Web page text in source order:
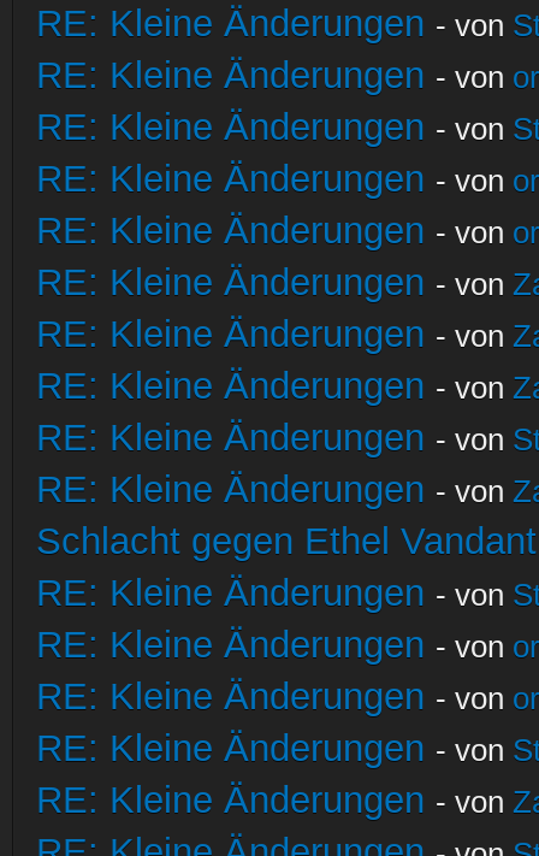
RE: Kleine Änderungen - von
RE: Kleine Änderungen - von
RE: Kleine Änderungen - von
RE: Kleine Änderungen - von
RE: Kleine Änderungen - von
RE: Kleine Änderungen - von
RE: Kleine Änderungen - von
RE: Kleine Änderungen - von
RE: Kleine Änderungen - von
RE: Kleine Änderungen - von
Schlacht gegen Ethel Vandant
RE: Kleine Änderungen - von
RE: Kleine Änderungen - von
RE: Kleine Änderungen - von
RE: Kleine Änderungen - von
RE: Kleine Änderungen - von